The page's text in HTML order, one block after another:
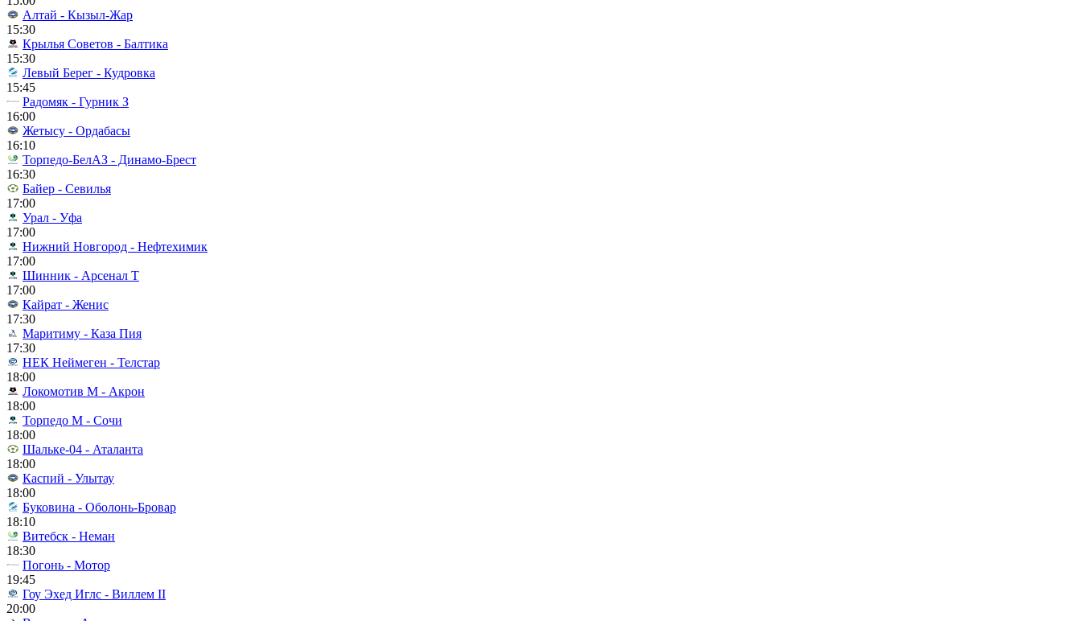
Алтай - Кызыл-Жар
15:30
Крылья Советов - Балтика
15:30
Левый Берег - Кудровка
15:45
Радомяк - Гурник З
16:00
Жетысу - Ордабасы
16:10
Торпедо-БелАЗ - Динамо-Брест
16:30
Байер - Севилья
17:00
Урал - Уфа
17:00
Нижний Новгород - Нефтехимик
17:00
Шинник - Арсенал Т
17:00
Кайрат - Женис
17:30
Маритиму - Каза Пия
17:30
НЕК Неймеген - Телстар
18:00
Локомотив М - Акрон
18:00
Торпедо М - Сочи
18:00
Шальке-04 - Аталанта
18:00
Каспий - Улытау
18:00
Буковина - Оболонь-Бровар
18:10
Витебск - Неман
18:30
Погонь - Мотор
19:45
Гоу Эхед Иглс - Виллем II
20:00